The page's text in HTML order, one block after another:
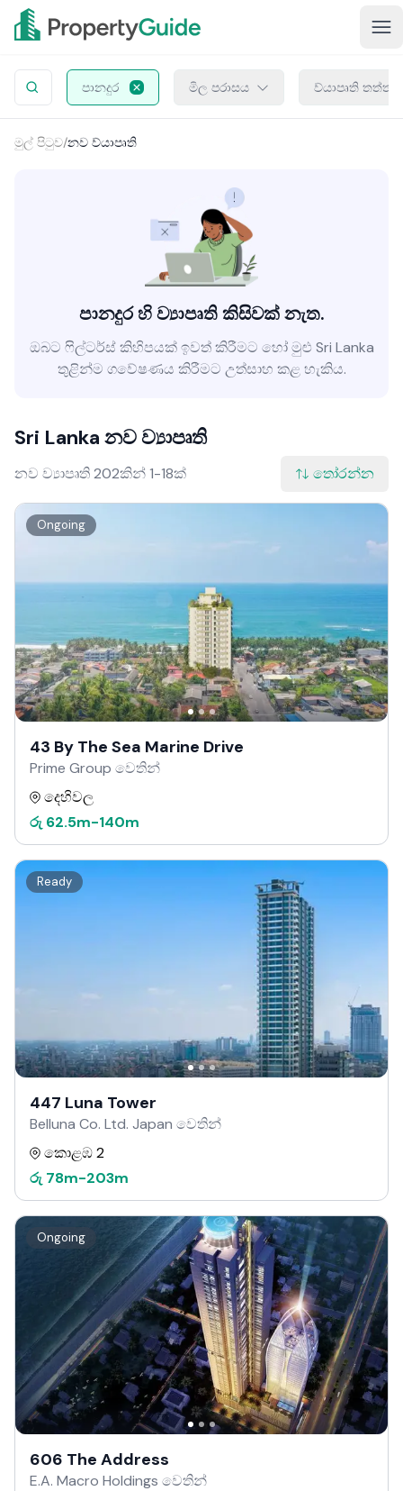
පානදුර මිල පරාසය ව්යාපෘති
මුල් පිටුව/නව ව්යාපෘති
පානදුර හි ව්‍යාපෘති කිසිවක් නැත.
ඔබට ෆිල්ටර්ස් කිහිපයක් ඉවත් කිරීමට හෝ මුළු Sri Lanka
තුළින්ම ගවේෂණය කිරීමට උත්සාහ කළ හැකිය.
Sri Lanka නව ව්‍යාපෘති
නව ව්‍යාපෘති 202කින් 1-18ක් තෝරන්න
Ongoing
43 By The Sea Marine Drive
Prime Group වෙතින්
දෙහිවල
රු 62.5m-140m
Ready
447 Luna Tower
Belluna Co. Ltd. Japan වෙතින්
කොළඹ 2
රු 78m-203m
Ongoing
606 The Address
E.A. Macro Holdings වෙතින්